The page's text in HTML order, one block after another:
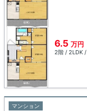
6.5 万円
2階 / 2LDK /
マンション